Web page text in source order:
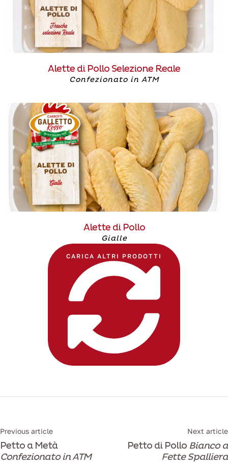
Alette di Pollo Selezione Reale
Confezionato in ATM
Alette di Pollo
Gialle
CARICA ALTRI PRODOTTI
Previous article
Petto a Metà
Confezionato in ATM
Next article
Petto di Pollo Bianco a
Fette Spalliera